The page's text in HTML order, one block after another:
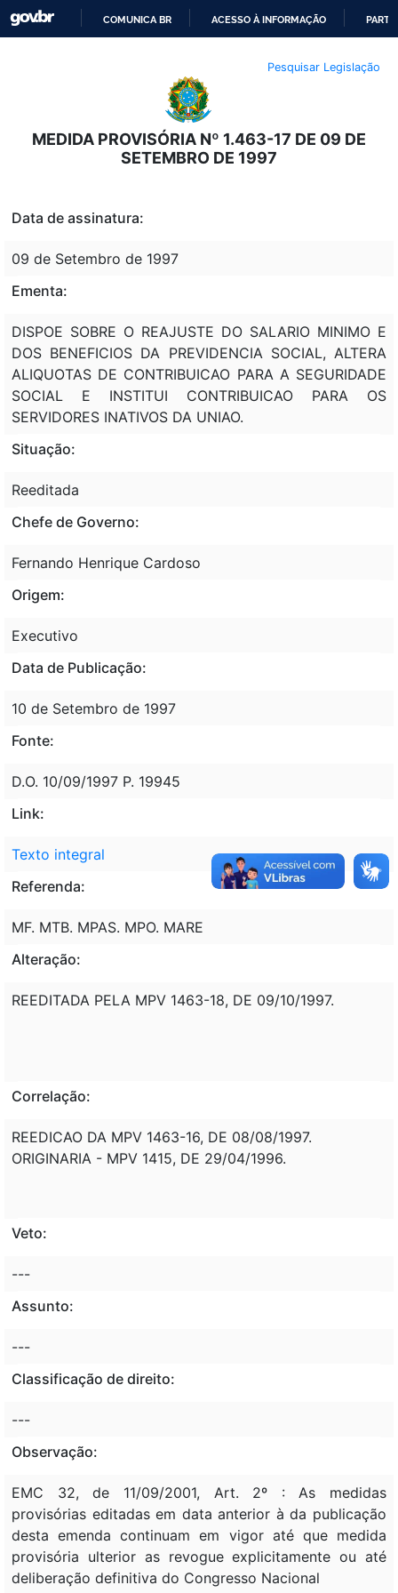
O
CONTEÚDO
COMUNICA BR ACESSO À INFORMAÇÃO
Pesquisar Legislação
MEDIDA PROVISÓRIA Nº 1.463-17 DE 09 DE
SETEMBRO DE 1997
Data de assinatura:
09 de Setembro de 1997
Ementa:
DISPOE SOBRE O REAJUSTE DO SALARIO MINIMO E
DOS BENEFICIOS DA PREVIDENCIA SOCIAL, ALTERA
ALIQUOTAS DE CONTRIBUICAO PARA A SEGURIDADE
SOCIAL E INSTITUI CONTRIBUICAO PARA OS
SERVIDORES INATIVOS DA UNIAO.
Situação:
Reeditada
Chefe de Governo:
Fernando Henrique Cardoso
Origem:
Executivo
Data de Publicação:
10 de Setembro de 1997
Fonte:
D.O. 10/09/1997 P. 19945
Link:
Texto integral
Referenda:
MF. MTB. MPAS. MPO. MARE
Alteração:
REEDITADA PELA MPV 1463-18, DE 09/10/1997.
Correlação:
REEDICAO DA MPV 1463-16, DE 08/08/1997.
ORIGINARIA - MPV 1415, DE 29/04/1996.
Veto:
---
Assunto:
---
Classificação de direito:
---
Observação:
EMC 32, de 11/09/2001, Art. 2º : As medidas
provisórias editadas em data anterior à da publicação
desta emenda continuam em vigor até que medida
provisória ulterior as revogue explicitamente ou até
deliberação definitiva do Congresso Nacional